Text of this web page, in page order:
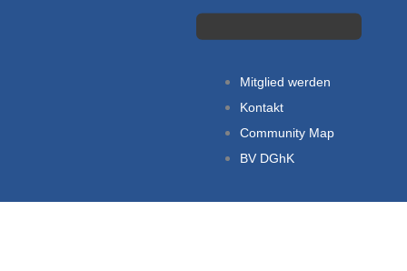
Mitglied werden
Kontakt
Community Map
BV DGhK